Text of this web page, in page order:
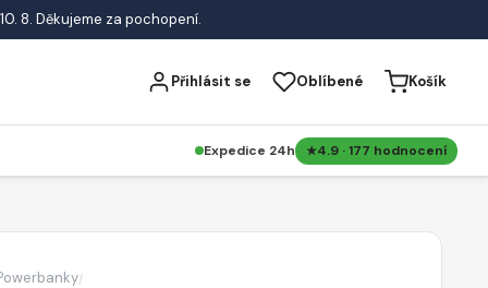
8. Děkujeme za pochopení.
Přihlásit se Oblíbené Košík
Expedice 24h 4.9 · 177 hodnocení
/